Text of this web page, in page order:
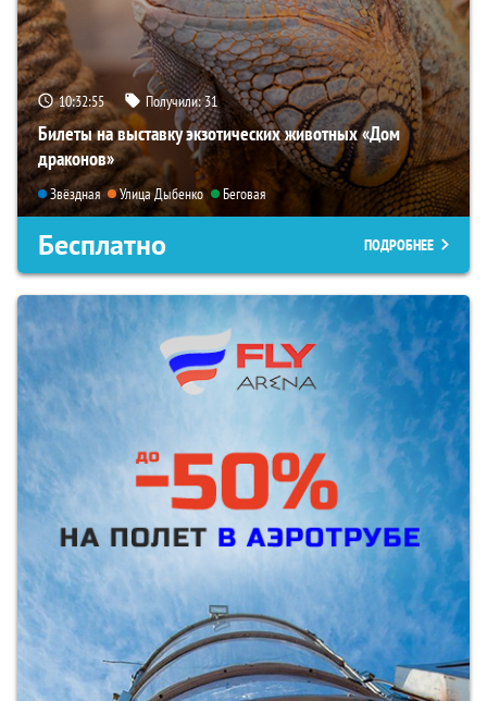
10:32:54 Получили:31
Билеты на выставку экзотических животных «Дом
драконов»
Звёздная Улица Дыбенко Беговая
Бесплатно ПОДРОБНЕЕ